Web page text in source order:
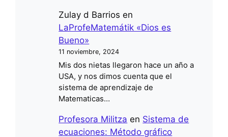
Zulay d Barrios en
LaProfeMatemátik «Dios es
Bueno»
11 noviembre, 2024
Mis dos nietas llegaron hace un año a
USA, y nos dimos cuenta que el
sistema de aprendizaje de
Matematicas…
Profesora Militza en Sistema de
ecuaciones: Método gráfico